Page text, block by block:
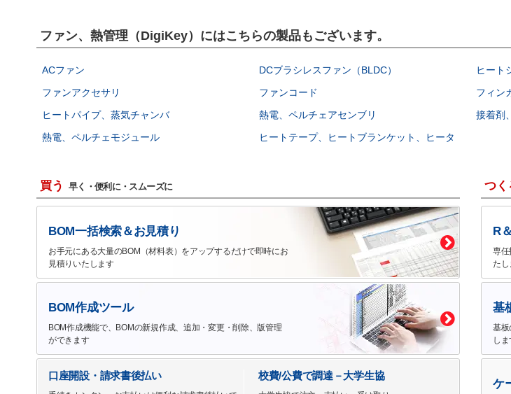
ファン、熱管理（DigiKey）にはこちらの製品もございます。
ACファン DCブラシレスファン（BLDC） ヒート
ファンアクセサリ
ファンコード フィン
ヒートパイプ、蒸気チャンバ
熱電、ペルチェアセンブリ 接着剤
熱電、ペルチェモジュール
ヒートテープ、ヒートブランケット、ヒータ
買う 早く・便利に・スムーズに
BOM一括検索＆お見積り
お手元にある大量のBOM（材料表）をアップするだけで即時にお
見積りいたします
BOM作成ツール
BOM作成機能で、BOMの新規作成、追加・変更・削除、版管理
ができます
口座開設・請求書後払い 校費/公費で調達－大学生協
つく
R
専任
たし
基
基板
し
ケ